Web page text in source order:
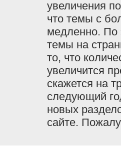
увеличения
что темы с
медленно. По
темы на
то, что
увеличится
скажется на
следующий
новых
сайте.